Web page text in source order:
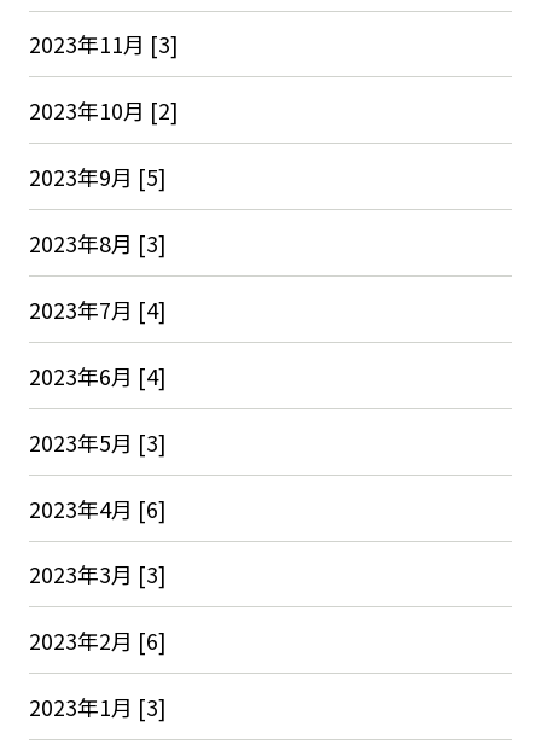
2023年11月 [3]
2023年10月 [2]
2023年9月 [5]
2023年8月 [3]
2023年7月 [4]
2023年6月 [4]
2023年5月 [3]
2023年4月 [6]
2023年3月 [3]
2023年2月 [6]
2023年1月 [3]